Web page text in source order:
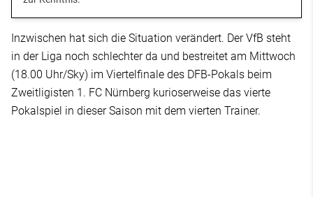
Inzwischen hat sich die Situation verändert. Der VfB steht
in der Liga noch schlechter da und bestreitet am Mittwoch
(18.00 Uhr/Sky) im Viertelfinale des DFB-Pokals beim
Zweitligisten 1. FC Nürnberg kurioserweise das vierte
Pokalspiel in dieser Saison mit dem vierten Trainer.